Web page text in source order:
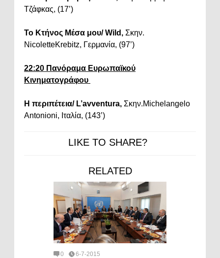
Τζάφκας, (17’)
Το Κτήνος Μέσα μου/ Wild, Σκην.
NicoletteKrebitz, Γερμανία, (97’)
22:20 Πανόραμα Ευρωπαϊκού
Κινηματογράφου
Η περιπέτεια/ L’avventura, Σκην.Michelangelo
Antonioni, Ιταλία, (143’)
LIKE TO SHARE?
RELATED
0 6-7-2015